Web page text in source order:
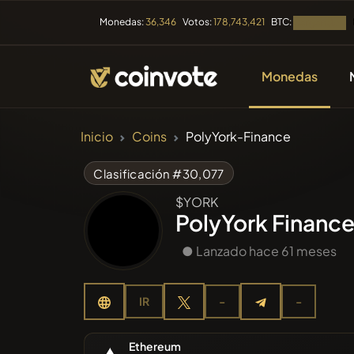
Monedas:36,346 Votos:178,743,421 BTC:
Monedas
Inicio Coins PolyYork-Finance
Clasificación #30,077
$YORK
PolyYork Finance
● Lanzado hace 61 meses
IR - -
Ethereum